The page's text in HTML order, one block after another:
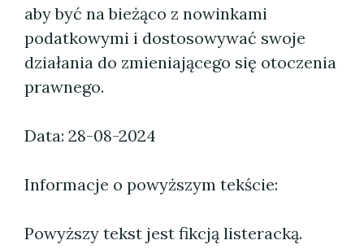
aby być na bieżąco z nowinkami
podatkowymi i dostosowywać swoje
działania do zmieniającego się otoczenia
prawnego.
Data: 28-08-2024
Informacje o powyższym tekście:
Powyższy tekst jest fikcją listeracką.